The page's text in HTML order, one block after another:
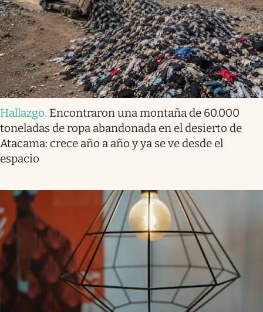
Hallazgo. Encontraron una montaña de 60.000
toneladas de ropa abandonada en el desierto de
Atacama: crece año a año y ya se ve desde el
espacio